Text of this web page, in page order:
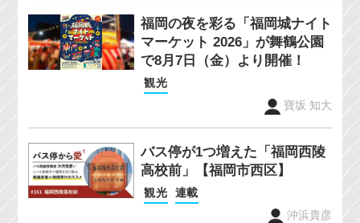
福岡の夜を彩る「福岡城ナイト
マーケット 2026」が舞鶴公園
で8月7日（金）より開催！
観光
寶坂 知大
バス停が1つ増えた「福岡西陵
高校前」【福岡市西区】
観光
連載
沖浜貴彦